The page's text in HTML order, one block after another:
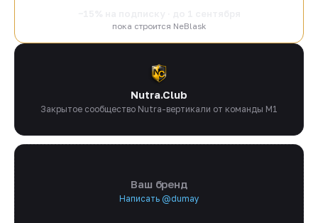
пока строится NeBlask
Nutra.Club
Закрытое сообщество Nutra-вертикали от команды M1
Ваш бренд
Написать @dumay